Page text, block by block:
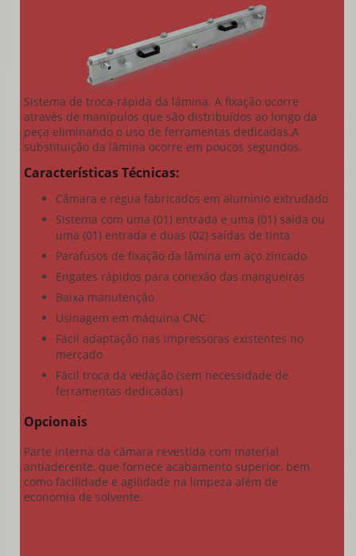
Sistema de troca-rápida da lâmina. A fixação ocorre
através de manípulos que são distribuídos ao longo da
peça eliminando o uso de ferramentas dedicadas.A
substituição da lâmina ocorre em poucos segundos.
Características Técnicas:
Câmara e régua fabricados em alumínio extrudado
Sistema com uma (01) entrada e uma (01) saída ou
uma (01) entrada e duas (02) saídas de tinta
Parafusos de fixação da lâmina em aço zincado
Engates rápidos para conexão das mangueiras
Baixa manutenção
Usinagem em máquina CNC
Fácil adaptação nas impressoras existentes no
mercado
Fácil troca da vedação (sem necessidade de
ferramentas dedicadas)
Opcionais
Parte interna da câmara revestida com material
antiaderente, que fornece acabamento superior, bem
como facilidade e agilidade na limpeza além de
economia de solvente.